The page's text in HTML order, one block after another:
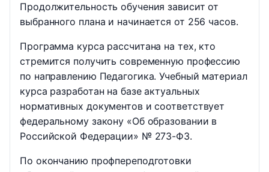
Продолжительность обучения зависит от
выбранного плана и начинается от 256 часов.
Программа курса рассчитана на тех, кто
стремится получить современную профессию
по направлению Педагогика. Учебный материал
курса разработан на базе актуальных
нормативных документов и соответствует
федеральному закону «Об образовании в
Российской Федерации» № 273-ФЗ.
По окончанию профпереподготовки